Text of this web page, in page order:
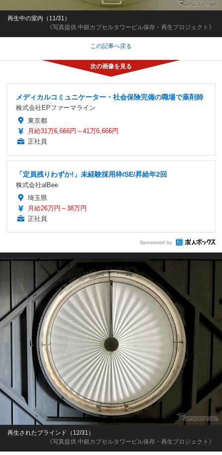
《写真提供 中銀カプセルタワービル保存・再生プロジェクト》
再生中の室内（11/31）
この記事へ戻る
メディカルコミュニケーター・社会保険完備の職場で薬剤師
株式会社EPファーマライン
東京都
月給31万6,666円～41万6,666円
正社員
「定員残りわずか!」未経験採用枠/SE/昇給年2回
株式会社alBee
埼玉県
月給26万円～38万円
正社員
Sponsored by
《写真提供 中銀カプセルタワービル保存・再生プロジェクト》
再生されたブラインド（12/31）